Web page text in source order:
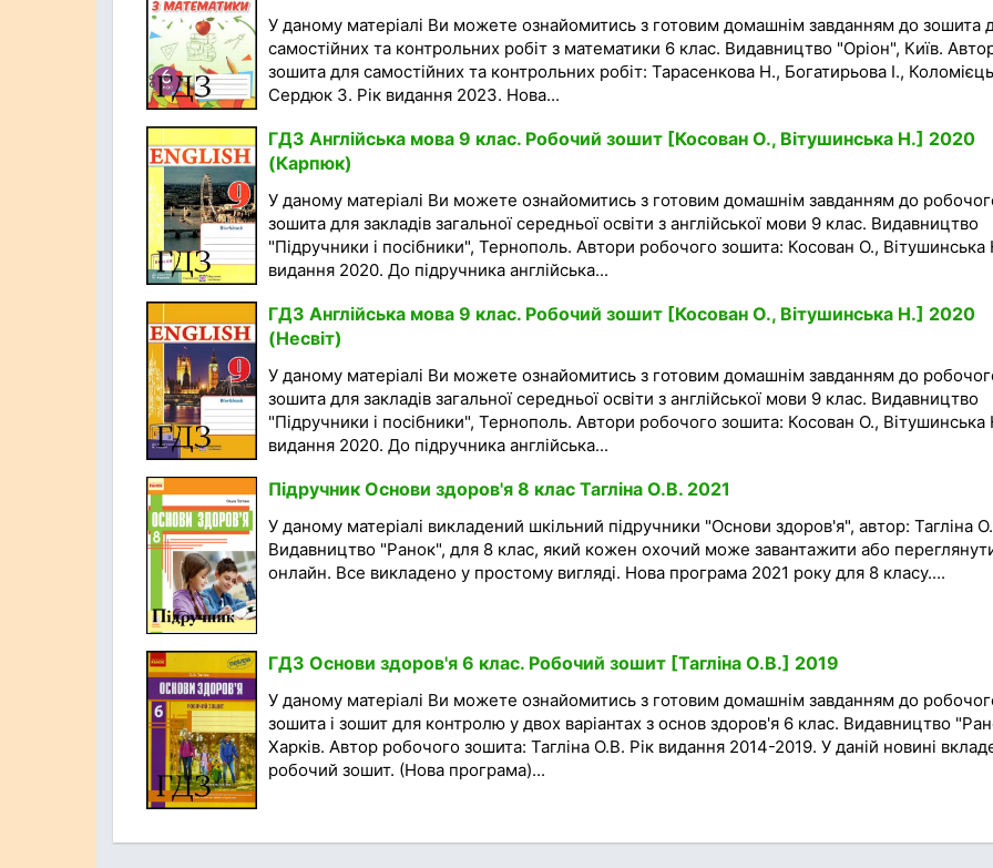
У даному матеріалі Ви можете ознайомитись з готовим домашнім завданням до зошита
самостійних та контрольних робіт з математики 6 клас. Видавництво "Оріон", Київ.
зошита для самостійних та контрольних робіт: Тарасенкова Н., Богатирьова І.,
Сердюк З. Рік видання 2023. Нова...
ГДЗ Англійська мова 9 клас. Робочий зошит [Косован О., Вітушинська Н.] 2020
(Карпюк)
У даному матеріалі Ви можете ознайомитись з готовим домашнім завданням до
зошита для закладів загальної середньої освіти з англійської мови 9 клас. Видавництво
"Підручники і посібники", Тернополь. Автори робочого зошита: Косован О., Вітушинська
видання 2020. До підручника англійська...
ГДЗ Англійська мова 9 клас. Робочий зошит [Косован О., Вітушинська Н.] 2020
(Несвіт)
У даному матеріалі Ви можете ознайомитись з готовим домашнім завданням до
зошита для закладів загальної середньої освіти з англійської мови 9 клас. Видавництво
"Підручники і посібники", Тернополь. Автори робочого зошита: Косован О., Вітушинська
видання 2020. До підручника англійська...
Підручник Основи здоров'я 8 клас Тагліна О.В. 2021
У даному матеріалі викладений шкільний підручники "Основи здоров'я", автор: Тагліна
Видавництво "Ранок", для 8 клас, який кожен охочий може завантажити або
онлайн. Все викладено у простому вигляді. Нова програма 2021 року для 8 класу....
ГДЗ Основи здоров'я 6 клас. Робочий зошит [Тагліна О.В.] 2019
У даному матеріалі Ви можете ознайомитись з готовим домашнім завданням до
зошита і зошит для контролю у двох варіантах з основ здоров'я 6 клас. Видавництво
Харків. Автор робочого зошита: Тагліна О.В. Рік видання 2014-2019. У даній новині
робочий зошит. (Нова програма)...